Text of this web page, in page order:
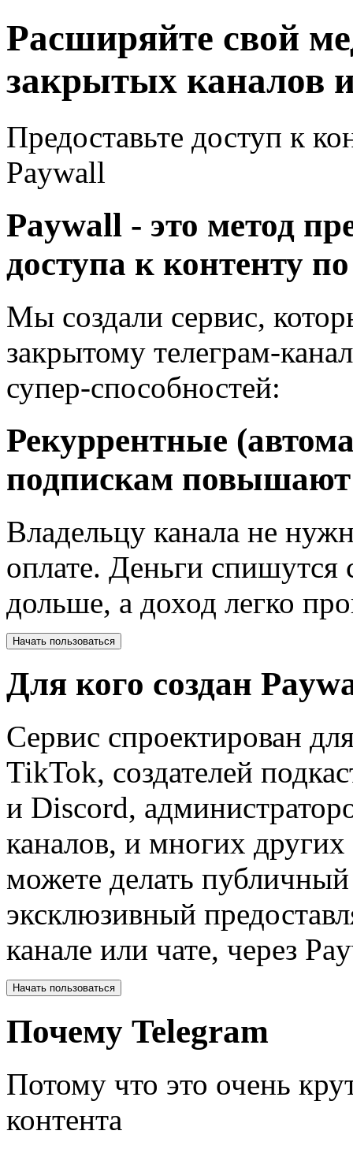
Расширяйте свой
закрытых каналов
Предоставьте доступ к
Paywall
Paywall - это метод
доступа к контенту
Мы создали сервис,
закрытому телеграм-
супер-способностей:
Рекуррентные
подпискам повышают
Владельцу канала не
оплате. Деньги
дольше, а доход легко
Начать пользоваться
Для кого создан
Сервис спроектирован
TikTok, создателей
и Discord,
каналов, и многих
можете делать
эксклюзивный
канале или чате, через
Начать пользоваться
Почему Telegram
Потому что это очень
контента